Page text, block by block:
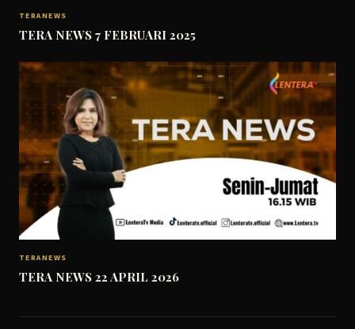
TERANEWS
TERA NEWS 7 FEBRUARI 2025
TERANEWS
TERA NEWS 22 APRIL 2026